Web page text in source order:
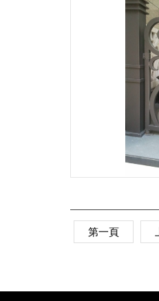
第一頁